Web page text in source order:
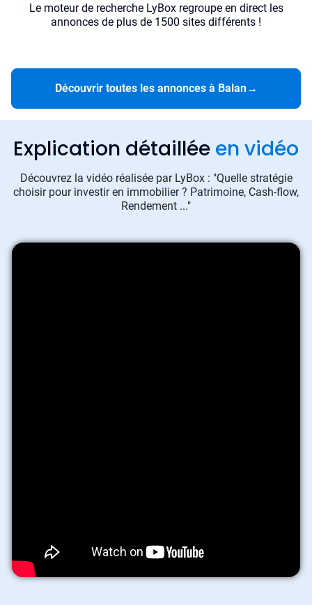
Le moteur de recherche LyBox regroupe en direct les
annonces de plus de 1500 sites différents !
Découvrir toutes les annonces à Balan→
Explication détaillée en vidéo
Découvrez la vidéo réalisée par LyBox : "Quelle stratégie
choisir pour investir en immobilier ? Patrimoine, Cash-flow,
Rendement ..."